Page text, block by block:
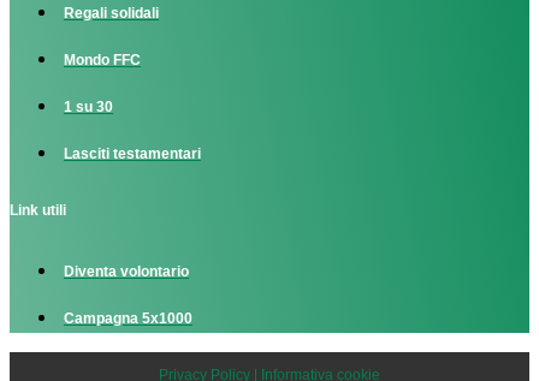
Regali solidali
Mondo FFC
1 su 30
Lasciti testamentari
Link utili
Diventa volontario
Campagna 5x1000
Privacy Policy | Informativa cookie